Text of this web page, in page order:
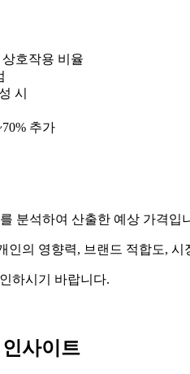
호작용 비율
시
추가
분석하여 산출한 예상 가격입
인의 영향력, 브랜드 적합도,
하시기 바랍니다.
사이트